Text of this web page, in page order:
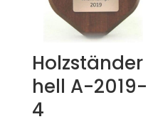
Holzständer
hell A-2019-
4